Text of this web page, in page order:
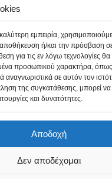
εμπειρία, χρησιμοποιούμε
ή/και την πρόσβαση
για τις εν λόγω τεχνολογίες θα
προσωπικού χαρακτήρα,
αναγνωριστικά σε αυτόν τον
της συγκατάθεσης, μπορεί να
και δυνατότητες.
Αποδοχή
Δεν αποδέχομαι
Σχολών
Ανοικτό Πανεπιστήμιο |